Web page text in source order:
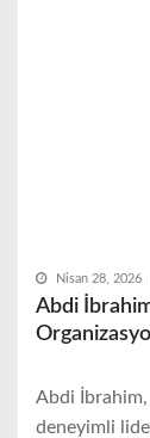
Nisan 28, 2026
Abdi
Abdi İbrahim,
deneyimli